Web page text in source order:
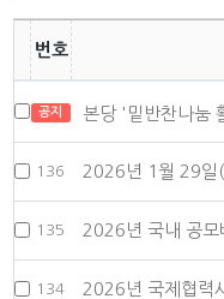
번호
공지 본당 '밑반찬나눔
136 2026년 1월 29일
135 2026년 국내 공
134 2026년 국제협력